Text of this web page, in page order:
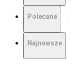
Polecane
Najnowsze